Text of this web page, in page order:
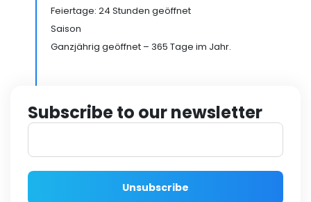
Feiertage: 24 Stunden geöffnet
Saison
Ganzjährig geöffnet – 365 Tage im Jahr.
Subscribe to our newsletter
Unsubscribe